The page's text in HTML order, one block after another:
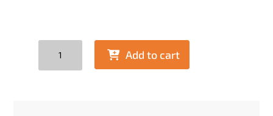
Add to cart